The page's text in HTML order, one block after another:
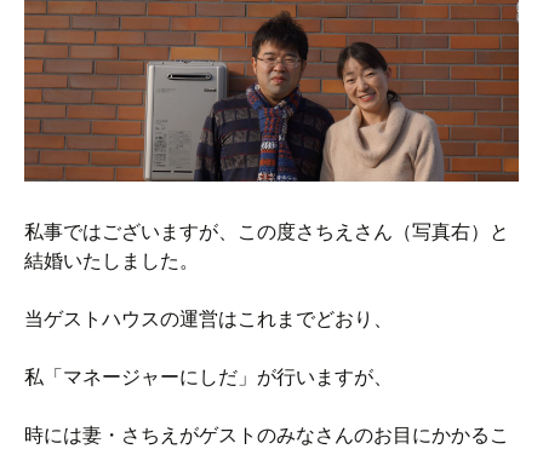
私事ではございますが、この度さちえさん（写真右）と
結婚いたしました。
当ゲストハウスの運営はこれまでどおり、
私「マネージャーにしだ」が行いますが、
時には妻・さちえがゲストのみなさんのお目にかかるこ